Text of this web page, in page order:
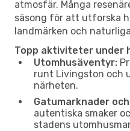
atmosfär. Många
säsong för att utforska
landmärken och
Topp aktiviteter under
Utomhusäventyr:
runt Livingston och
närheten.
Gatumarknader
autentiska smaker
stadens